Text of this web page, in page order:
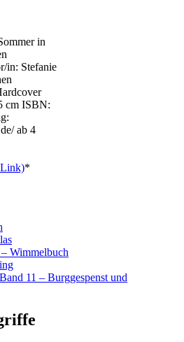
in
in: Stefanie
cm ISBN:
ab 4
Link)*
Wimmelbuch
11 – Burggespenst und